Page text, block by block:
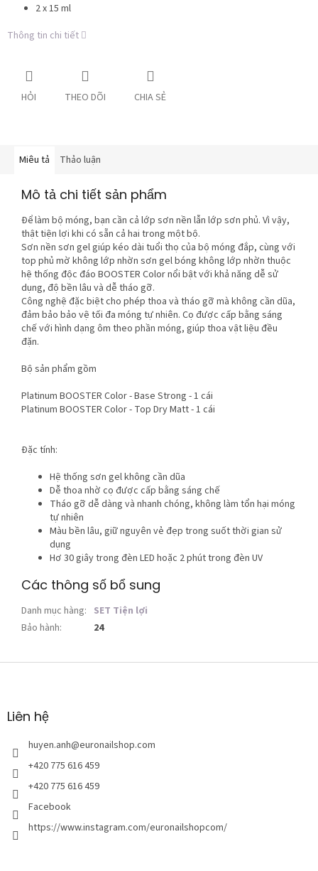
2 x 15 ml
Thông tin chi tiết
HỎI THEO DÕI CHIA SẺ
Miêu tả Thảo luận
Mô tả chi tiết sản phẩm
Để làm bộ móng, bạn cần cả lớp sơn nền lẫn lớp sơn phủ. Vì vậy,
thật tiện lợi khi có sẵn cả hai trong một bộ.
Sơn nền sơn gelgiúp kéo dài tuổi thọ của bộ móng đắp, cùng với
top phủ mờ không lớp nhờn sơn gelbóng không lớp nhờn thuộc
hệ thống độc đáo BOOSTER Color nổi bật với khả năng dễ sử
dụng, độ bền lâu và dễ tháo gỡ.
Công nghệ đặc biệt cho phép thoa và tháo gỡ mà không cần dũa,
đảm bảo bảo vệ tối đa móng tự nhiên. Cọ được cấp bằng sáng
chế với hình dạng ôm theo phần móng, giúp thoa vật liệu đều
đặn.
Bộ sản phẩm gồm
Platinum BOOSTER Color - Base Strong - 1 cái
Platinum BOOSTER Color - Top Dry Matt - 1 cái
Đặc tính:
Hệ thống sơn gel không cần dũa
Dễ thoa nhờ cọ được cấp bằng sáng chế
Tháo gỡ dễ dàng và nhanh chóng, không làm tổn hại móng
tự nhiên
Màu bền lâu, giữ nguyên vẻ đẹp trong suốt thời gian sử
dụng
Hơ 30 giây trong đèn LED hoặc 2 phút trong đèn UV
Các thông số bổ sung
Danh mục hàng: SET Tiện lợi
Bảo hành: 24
C
nLiên hệ
huyen.anh@euronailshop.com
+420 775 616 459
+420 775 616 459
Facebook
https://www.instagram.com/euronailshopcom/